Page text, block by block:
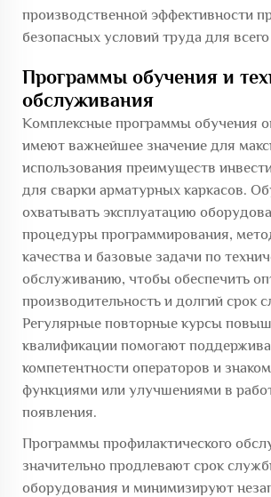
производственной эффективности
безопасных условий труда для
Программы обучения и
обслуживания
Комплексные программы обучения
имеют важнейшее значение для
использования преимуществ
для сварки арматурных каркасов.
охватывать эксплуатацию
процедуры программирования,
качества и базовые задачи по
обслуживанию, чтобы обеспечить
производительность и долгий срок
Регулярные повторные курсы
квалификации помогают
компетентности операторов и
функциями или улучшениями в
появления.
Программы профилактического
значительно продлевают срок
оборудования и минимизируют